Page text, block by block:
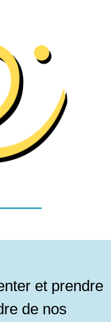
et prendre
de nos